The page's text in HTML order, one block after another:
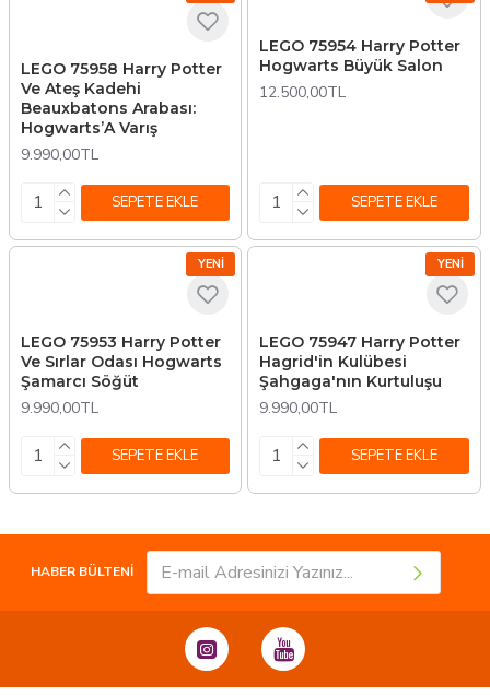
LEGO 75958 Harry Potter
Ve Ateş Kadehi
Beauxbatons Arabası:
Hogwarts’A Varış
9.990,00TL
SEPETE EKLE
LEGO 75954 Harry Potter
Hogwarts Büyük Salon
12.500,00TL
SEPETE EKLE
YENI
LEGO 75953 Harry Potter
Ve Sırlar Odası Hogwarts
Şamarcı Söğüt
9.990,00TL
SEPETE EKLE
YENI
LEGO 75947 Harry Potter
Hagrid'in Kulübesi
Şahgaga'nın Kurtuluşu
9.990,00TL
SEPETE EKLE
HABER BÜLTENİ